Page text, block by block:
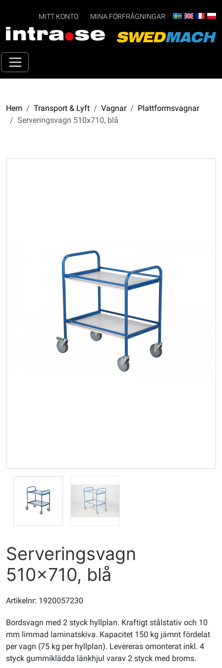
MITT KONTO MINA FÖRFRÅGNINGAR
Hem Transport & Lyft Vagnar
Plattformsvagnar
Serveringsvagn 510x710, blå
Serveringsvagn
510x710, blå
Artikelnr: 1920057230
Bordsvagn med 2 styck hyllplan. Kraftigt stålstativ och 10
mm limmad laminatskiva. Kapacitet 150 kg jämnt fördelat
per vagn (75 kg per hyllplan). Levereras omonterat inkl. 4
styck gummiklädda länkhjul varav 2 styck med broms.